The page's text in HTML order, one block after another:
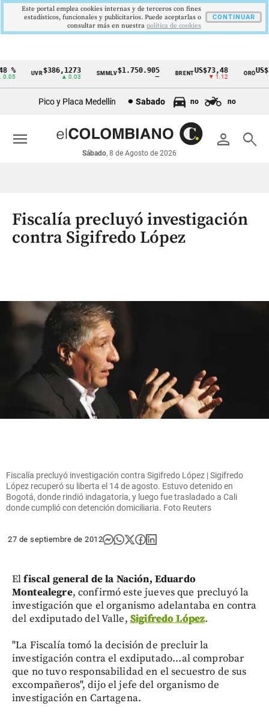
Cintillo
económicos
Colombia
UVR$386,1273
▲ 0.03
SMMLV$1.750.905 BRENTUS$73,48
▼ 1.12
ORO
Pico y Placa Medellín Sabado no no
person search
Sábado, 8 de Agosto de 2026
menu
Fiscalía precluyó investigación
contra Sigifredo López
Fiscalía precluyó investigación contra Sigifredo López | Sigifredo
López recuperó su liberta el 14 de agosto. Estuvo detenido en
Bogotá, donde rindió indagatoria, y luego fue trasladado a Cali
donde cumplió con detención domiciliaria. Foto Reuters
27 de septiembre de 2012
Elfiscal general de la Nación, Eduardo
Montealegre, confirmó este jueves que precluyó la
investigación que el organismo adelantaba en contra
del exdiputado del Valle, Sigifredo López.
"La Fiscalía tomó la decisión de precluir la
investigación contra el exdiputado...al comprobar
que no tuvo responsabilidad en el secuestro de sus
excompañeros", dijo el jefe del organismo de
investigación en Cartagena.
Este portal emplea cookies internas y de terceros con fines
estadísticos, funcionales y publicitarios. Puede aceptarlas o
consultar más en nuestra politica de cookies
CONTINUAR